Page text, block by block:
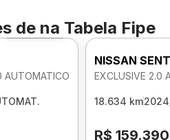
de na Tabela Fipe
Foto 360º
AUTOMATICO
NISSAN
EXCLUSIVE 2.0
18.634 km
R$ 159.390